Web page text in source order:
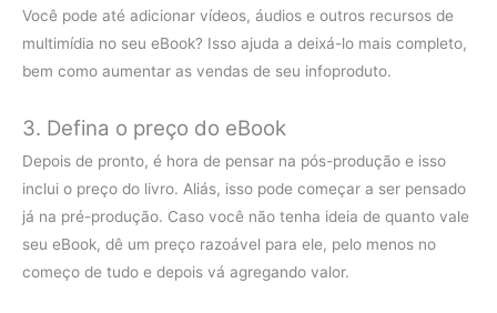
Você pode até adicionar vídeos, áudios e outros recursos de
multimídia no seu eBook? Isso ajuda a deixá-lo mais completo,
bem como aumentar as vendas de seu infoproduto.
3. Defina o preço do eBook
Depois de pronto, é hora de pensar na pós-produção e isso
inclui o preço do livro. Aliás, isso pode começar a ser pensado
já na pré-produção. Caso você não tenha ideia de quanto vale
seu eBook, dê um preço razoável para ele, pelo menos no
começo de tudo e depois vá agregando valor.